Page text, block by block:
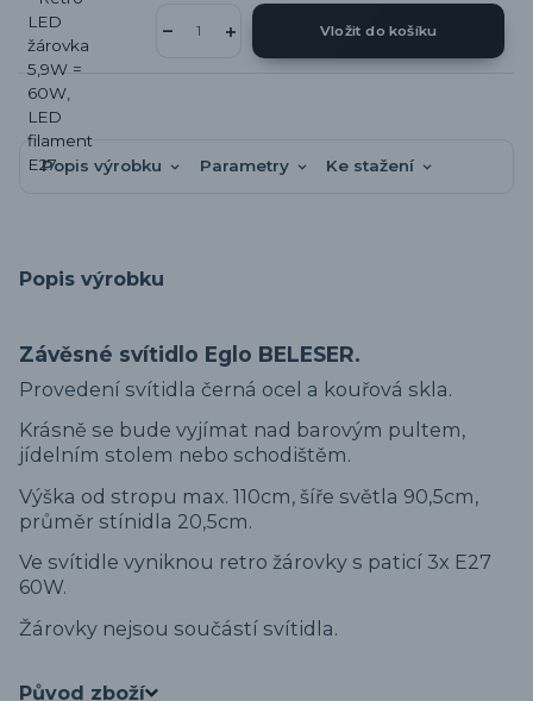
Vložit do košíku
Popis výrobku Parametry Ke stažení
Popis výrobku
Závěsné svítidlo Eglo BELESER.
Provedení svítidla černá ocel a kouřová skla.
Krásně se bude vyjímat nad barovým pultem,
jídelním stolem nebo schodištěm.
Výška od stropu max. 110cm, šíře světla 90,5cm,
průměr stínidla 20,5cm.
Ve svítidle vyniknou retro žárovky s paticí 3x E27
60W.
Žárovky nejsou součástí svítidla.
Původ zboží